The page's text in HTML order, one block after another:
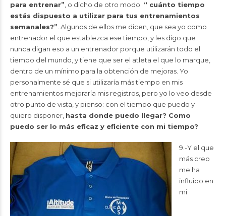
para entrenar”, o dicho de otro modo: “ cuánto tiempo
estás dispuesto a utilizar para tus entrenamientos
semanales?”. Algunos de ellos me dicen, que sea yo como
entrenador el que establezca ese tiempo, y les digo que
nunca digan eso a un entrenador porque utilizarán todo el
tiempo del mundo, y tiene que ser el atleta el que lo marque,
dentro de un mínimo para la obtención de mejoras. Yo
personalmente sé que si utilizaría más tiempo en mis
entrenamientos mejoraría mis registros, pero yo lo veo desde
otro punto de vista, y pienso: con el tiempo que puedo y
quiero disponer, hasta donde puedo llegar? Como
puedo ser lo más eficaz y eficiente con mi tiempo?
9.-Y el que
más creo
me ha
influido en
mi